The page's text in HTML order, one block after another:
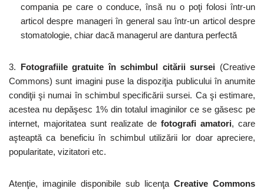
compania pe care o conduce, însă nu o poţi folosi într-un
articol despre manageri în general sau într-un articol despre
stomatologie, chiar dacă managerul are dantura perfectă
3. Fotografiile gratuite în schimbul citării sursei (Creative
Commons) sunt imagini puse la dispoziţia publicului în anumite
condiţii şi numai în schimbul specificării sursei. Ca şi estimare,
acestea nu depăşesc 1% din totalul imaginilor ce se găsesc pe
internet, majoritatea sunt realizate de fotografi amatori, care
aşteaptă ca beneficiu în schimbul utilizării lor doar apreciere,
popularitate, vizitatori etc.
Atenţie, imaginile disponibile sub licenţa Creative Commons